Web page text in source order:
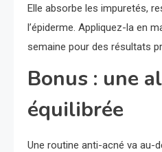
Elle absorbe les impuretés,
l’épiderme. Appliquez-la en
semaine pour des résultats
Bonus : une
équilibrée
Une routine anti-acné va au-